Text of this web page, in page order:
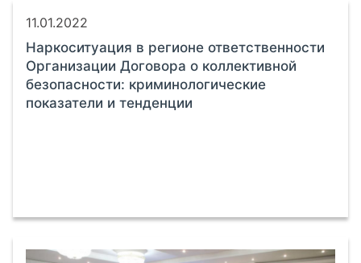
11.01.2022
Наркоситуация в регионе ответственности
Организации Договора о коллективной
безопасности: криминологические
показатели и тенденции